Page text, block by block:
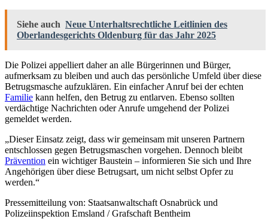
Siehe auch Neue Unterhaltsrechtliche Leitlinien des
Oberlandesgerichts Oldenburg für das Jahr 2025
Die Polizei appelliert daher an alle Bürgerinnen und Bürger,
aufmerksam zu bleiben und auch das persönliche Umfeld über diese
Betrugsmasche aufzuklären. Ein einfacher Anruf bei der echten
Familie kann helfen, den Betrug zu entlarven. Ebenso sollten
verdächtige Nachrichten oder Anrufe umgehend der Polizei
gemeldet werden.
„Dieser Einsatz zeigt, dass wir gemeinsam mit unseren Partnern
entschlossen gegen Betrugsmaschen vorgehen. Dennoch bleibt
Prävention ein wichtiger Baustein – informieren Sie sich und Ihre
Angehörigen über diese Betrugsart, um nicht selbst Opfer zu
werden.“
Pressemitteilung von: Staatsanwaltschaft Osnabrück und
Polizeiinspektion Emsland / Grafschaft Bentheim